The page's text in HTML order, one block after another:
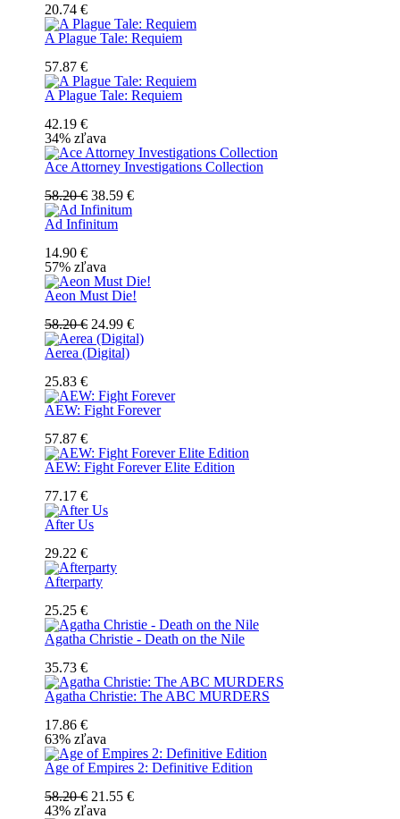
20.74 €
A Plague Tale: Requiem
57.87 €
A Plague Tale: Requiem
42.19 €
34% zľava
Ace Attorney Investigations Collection
58.20 € 38.59 €
Ad Infinitum
14.90 €
57% zľava
Aeon Must Die!
58.20 € 24.99 €
Aerea (Digital)
25.83 €
AEW: Fight Forever
57.87 €
AEW: Fight Forever Elite Edition
77.17 €
After Us
29.22 €
Afterparty
25.25 €
Agatha Christie - Death on the Nile
35.73 €
Agatha Christie: The ABC MURDERS
17.86 €
63% zľava
Age of Empires 2: Definitive Edition
58.20 € 21.55 €
43% zľava